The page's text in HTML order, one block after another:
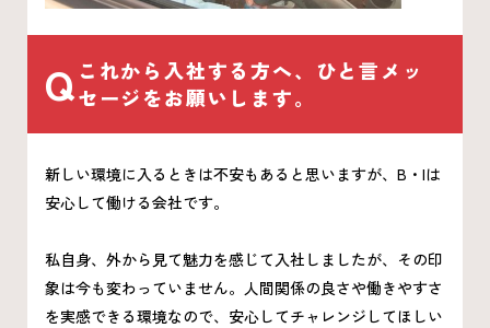
Q これから入社する方へ、ひと言メッ
セージをお願いします。
新しい環境に入るときは不安もあると思いますが、B・Iは
安心して働ける会社です。
私自身、外から見て魅力を感じて入社しましたが、その印
象は今も変わっていません。人間関係の良さや働きやすさ
を実感できる環境なので、安心してチャレンジしてほしい